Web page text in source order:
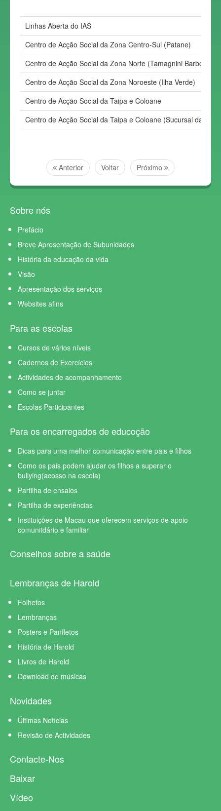
Linhas Aberta do IAS
Centro de Acção Social da Zona Centro-Sul (Patane)
Centro de Acção Social da Zona Norte (Tamagnini Barbosa)
Centro de Acção Social da Zona Noroeste (Ilha Verde)
Centro de Acção Social da Taipa e Coloane
Centro de Acção Social da Taipa e Coloane (Sucursal da
Anterior Voltar Próximo
Sobre nós
Prefácio
Breve Apresentação de Subunidades
História da educação da vida
Visão
Apresentação dos serviços
Websites afins
Para as escolas
Cursos de vários níveis
Cadernos de Exercícios
Actividades de acompanhamento
Como se juntar
Escolas Participantes
Para os encarregados de educoção
Dicas para uma melhor comunicação entre pais e filhos
Como os pais podem ajudar os filhos a superar o
bullying(acosso na escola)
Partilha de ensaios
Partilha de experiências
Instituições de Macau que oferecem serviços de apoio
comunitdário e familiar
Conselhos sobre a saúde
Lembranças de Harold
Folhetos
Lembranças
Posters e Panfletos
História de Harold
Livros de Harold
Download de músicas
Novidades
Últimas Notícias
Revisão de Actividades
Contacte-Nos
Baixar
Vídeo